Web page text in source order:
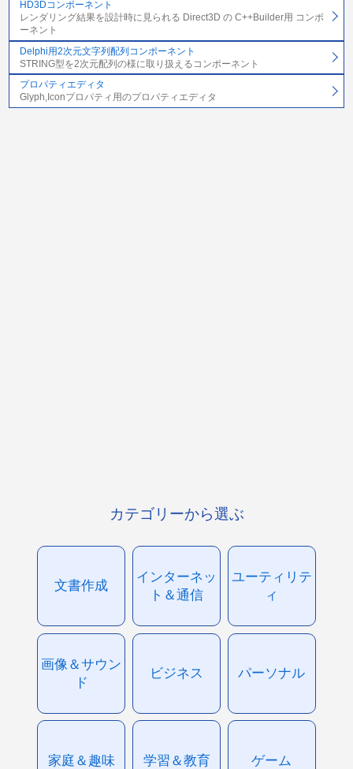
HD3Dコンポーネント
レンダリング結果を設計時に見られる Direct3D の C++Builder用 コンポ
ーネント
Delphi用2次元文字列配列コンポーネント
STRING型を2次元配列の様に取り扱えるコンポーネント
プロパティエディタ
Glyph,Iconプロパティ用のプロパティエディタ
カテゴリーから選ぶ
文書作成
インターネッ
ト＆通信
ユーティリテ
ィ
画像＆サウン
ド
ビジネス パーソナル
家庭＆趣味 学習＆教育 ゲーム